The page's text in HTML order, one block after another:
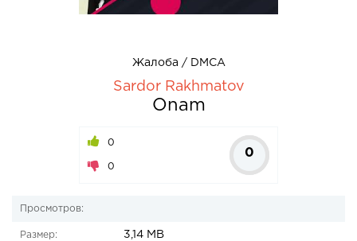
Жалоба / DMCA
Sardor Rakhmatov
Onam
0
0
0
Просмотров:
Размер: 3,14 MB